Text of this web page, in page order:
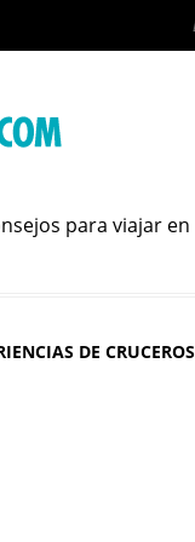
para viajar en
DE CRUCEROS